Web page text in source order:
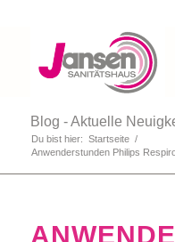
Blog - Aktuelle
Du bist hier: Startseite /
Anwenderstunden Philips